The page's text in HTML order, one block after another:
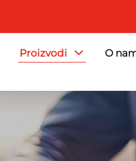
Proizvodi O